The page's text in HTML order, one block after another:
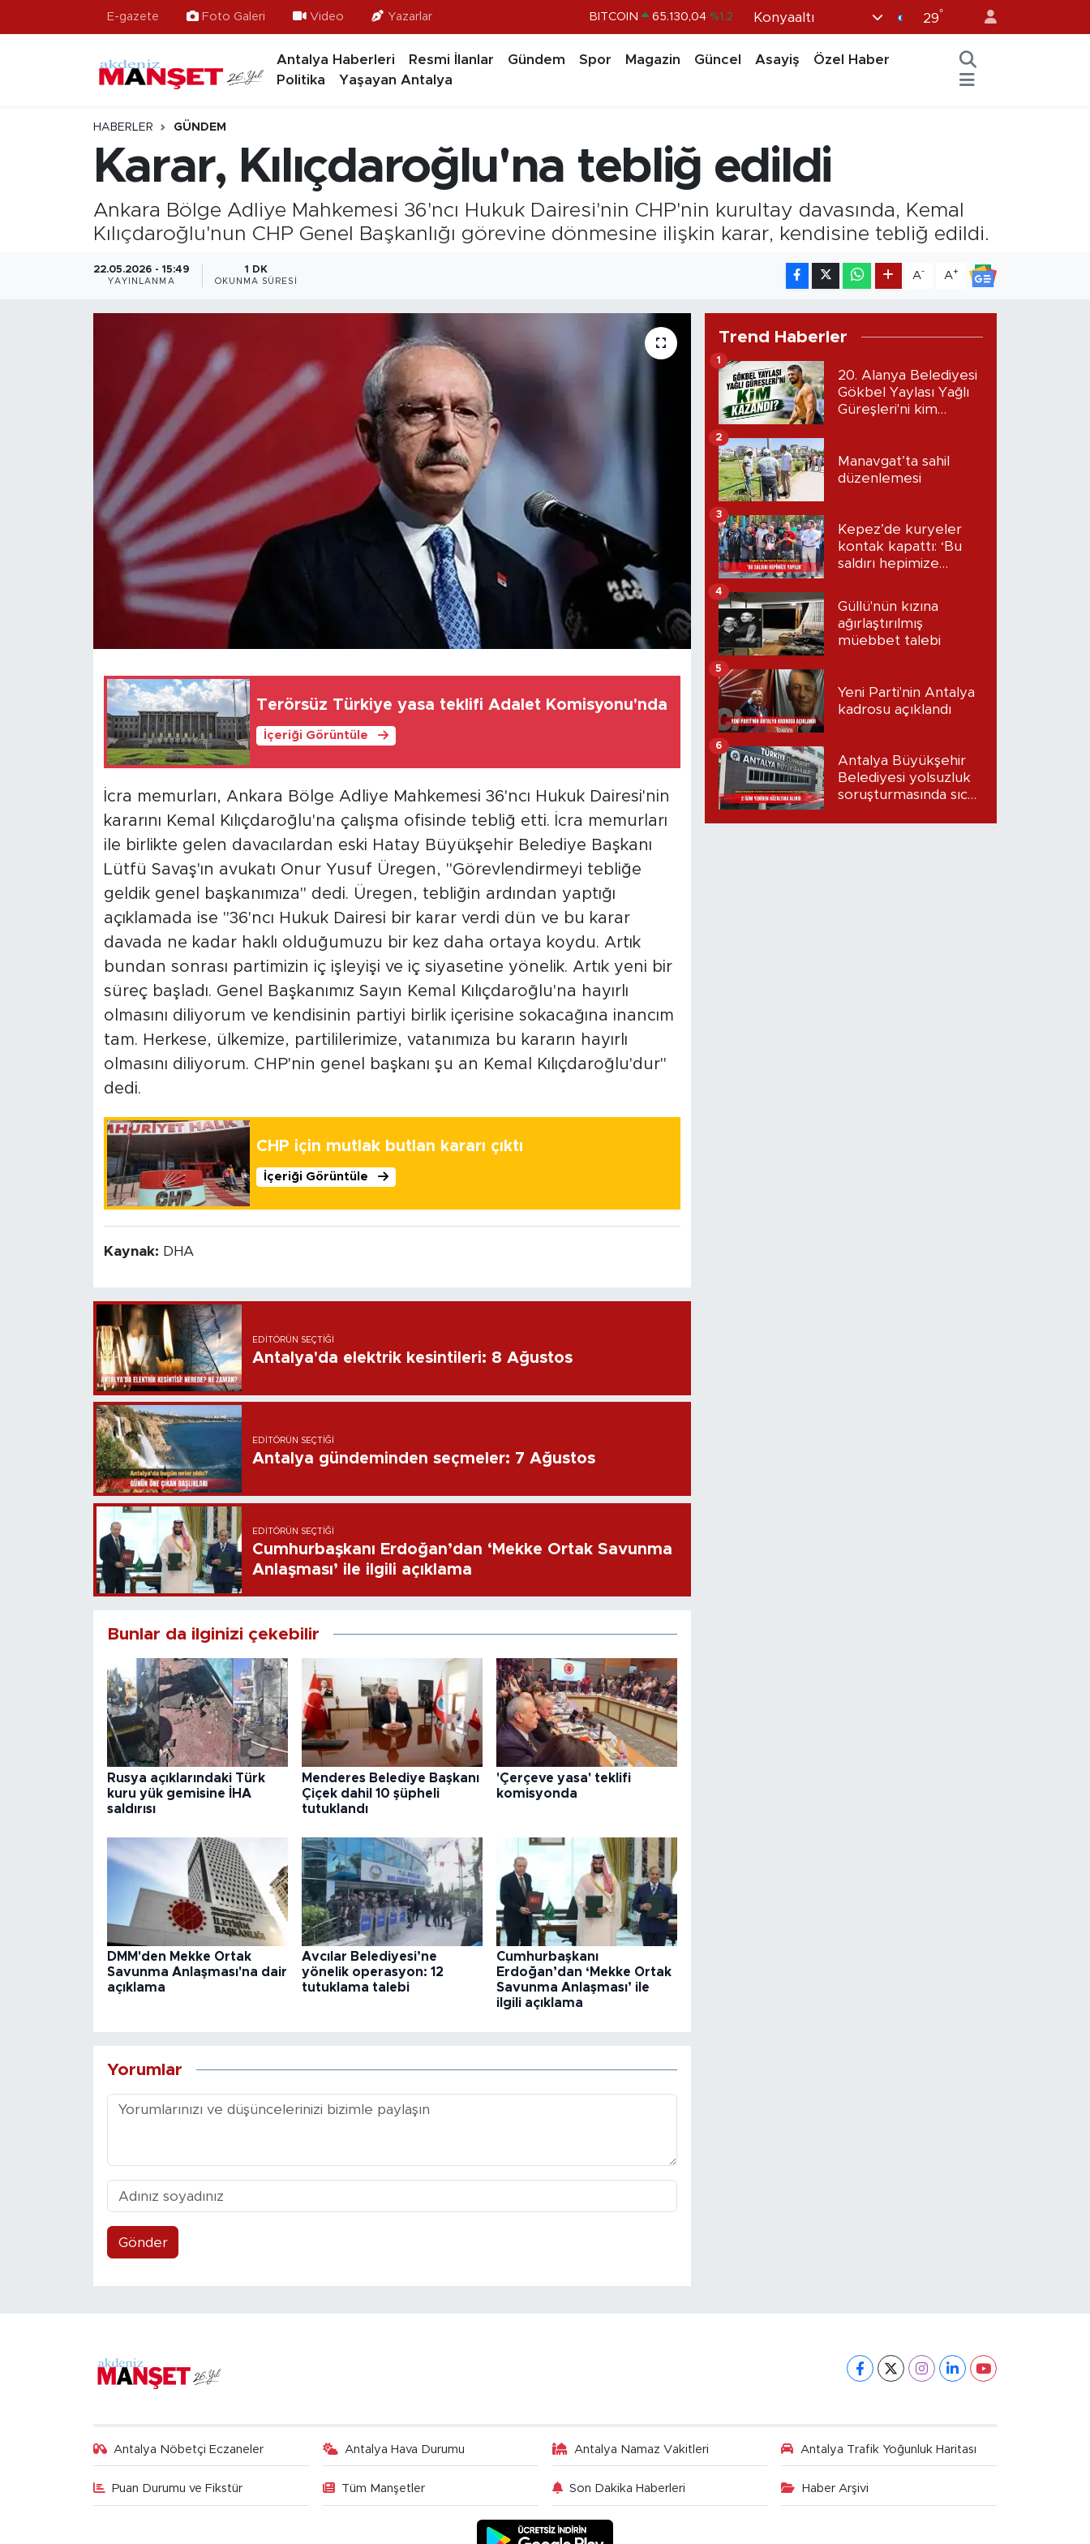
E-gazete Foto Galeri Video Yazarlar BITCOIN 65.130,04 %1.2
BİST100 13.773 %-19
Konyaaltı 29°
Antalya Haberleri Resmi İlanlar Gündem Spor Magazin Güncel Asayiş
Özel Haber
Politika
Yaşayan Antalya
HABERLER GÜNDEM
Karar, Kılıçdaroğlu'na tebliğ edildi
Ankara Bölge Adliye Mahkemesi 36'ncı Hukuk Dairesi'nin CHP'nin kurultay davasında, Kemal
Kılıçdaroğlu'nun CHP Genel Başkanlığı görevine dönmesine ilişkin karar, kendisine tebliğ edildi.
22.05.2026 - 15:49
YAYINLANMA
1 DK
OKUNMA SÜRESI
A- A+
Terörsüz Türkiye yasa teklifi Adalet Komisyonu'nda
İçeriği Görüntüle
İcra memurları, Ankara Bölge Adliye Mahkemesi 36'ncı Hukuk Dairesi'nin
kararını Kemal Kılıçdaroğlu'na çalışma ofisinde tebliğ etti. İcra memurları
ile birlikte gelen davacılardan eski Hatay Büyükşehir Belediye Başkanı
Lütfü Savaş'ın avukatı Onur Yusuf Üregen, "Görevlendirmeyi tebliğe
geldik genel başkanımıza" dedi. Üregen, tebliğin ardından yaptığı
açıklamada ise "36'ncı Hukuk Dairesi bir karar verdi dün ve bu karar
davada ne kadar haklı olduğumuzu bir kez daha ortaya koydu. Artık
bundan sonrası partimizin iç işleyişi ve iç siyasetine yönelik. Artık yeni bir
süreç başladı. Genel Başkanımız Sayın Kemal Kılıçdaroğlu'na hayırlı
olmasını diliyorum ve kendisinin partiyi birlik içerisine sokacağına inancım
tam. Herkese, ülkemize, partililerimize, vatanımıza bu kararın hayırlı
olmasını diliyorum. CHP'nin genel başkanı şu an Kemal Kılıçdaroğlu'dur"
dedi.
CHP için mutlak butlan kararı çıktı
İçeriği Görüntüle
Kaynak: DHA
EDITÖRÜN SEÇTIĞI
Antalya'da elektrik kesintileri: 8 Ağustos
EDITÖRÜN SEÇTIĞI
Antalya gündeminden seçmeler: 7 Ağustos
EDITÖRÜN SEÇTIĞI
Cumhurbaşkanı Erdoğan’dan ‘Mekke Ortak Savunma
Anlaşması’ ile ilgili açıklama
Bunlar da ilginizi çekebilir
Rusya açıklarındaki Türk
kuru yük gemisine İHA
saldırısı
Menderes Belediye Başkanı
Çiçek dahil 10 şüpheli
tutuklandı
'Çerçeve yasa' teklifi
komisyonda
DMM'den Mekke Ortak
Savunma Anlaşması'na dair
açıklama
Avcılar Belediyesi’ne
yönelik operasyon: 12
tutuklama talebi
Cumhurbaşkanı
Erdoğan’dan ‘Mekke Ortak
Savunma Anlaşması’ ile
ilgili açıklama
Yorumlar
Gönder
Trend Haberler
20. Alanya Belediyesi
Gökbel Yaylası Yağlı
Güreşleri'ni kim
1
Manavgat’ta sahil
düzenlemesi
2
Kepez’de kuryeler
kontak kapattı: ‘Bu
saldırı hepimize
3
Güllü'nün kızına
ağırlaştırılmış
müebbet talebi
4
Yeni Parti'nin Antalya
kadrosu açıklandı
5
Antalya Büyükşehir
Belediyesi yolsuzluk
soruşturmasında sıcak
6
Antalya Nöbetçi Eczaneler Antalya Hava Durumu Antalya Namaz Vakitleri Antalya Trafik Yoğunluk Haritası
Puan Durumu ve Fikstür Tüm Manşetler Son Dakika Haberleri Haber Arşivi
Ekonomi
Gündem
Özel Haber
Politika
Resmi İlanlar
Antalya Nöbetçi Eczaneler
Antalya Trafik Yoğunluk Haritası
Süper Lig Puan Durumu ve Fikstür
Tüm Manşetler